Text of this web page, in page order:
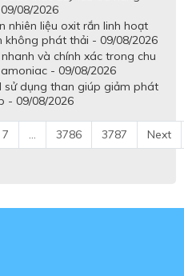
08/2026
nhiên liệu oxit rắn linh hoạt
không phát thải - 09/08/2026
và chính xác trong chu
- 09/08/2026
sử dụng than giúp giảm phát
- 09/08/2026
7 ... 3786 3787 Next